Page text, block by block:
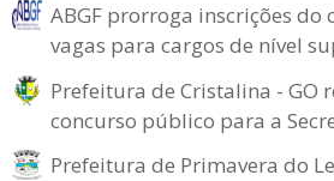
ABGF prorroga inscrições
vagas para cargos de nível
Prefeitura de Cristalina - GO
concurso público para a
Prefeitura de Primavera do